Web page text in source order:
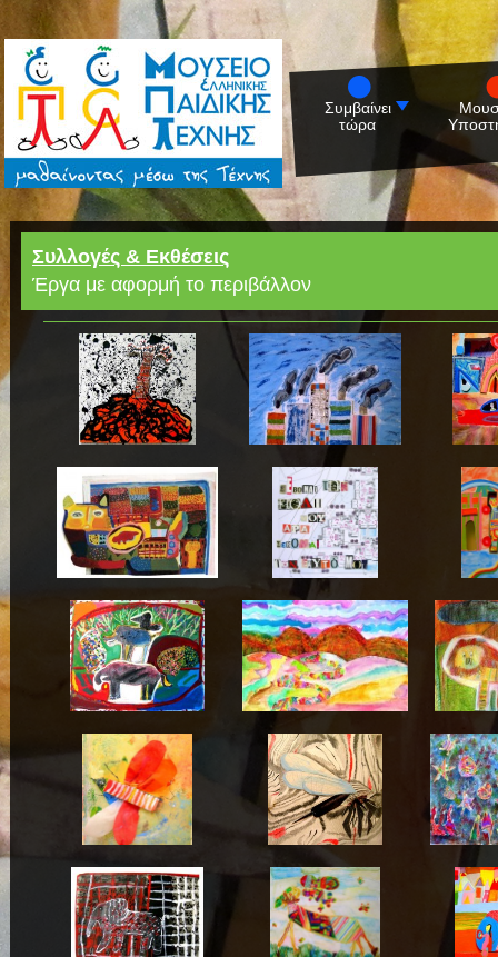
Συμβαίνει
τώρα
Συλλογές & Εκθέσεις
Έργα με αφορμή το περιβάλλον